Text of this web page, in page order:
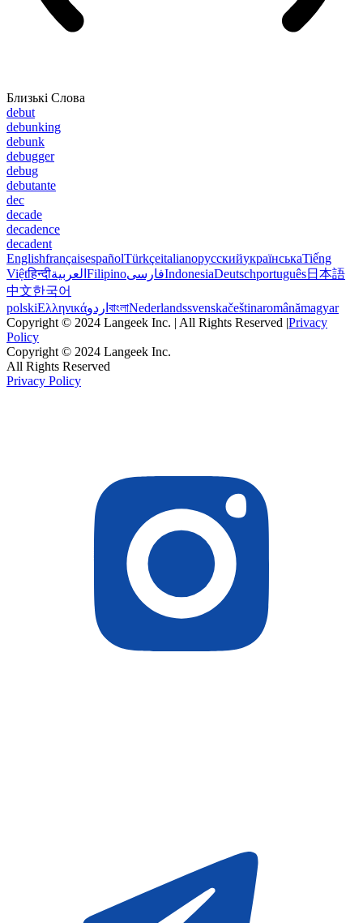
Близькі Слова
debut
debunking
debunk
debugger
debug
debutante
dec
decade
decadence
decadent
EnglishfrançaisespañolTürkçeitalianoрусскийукраїнськаTiếng
Việtहिन्दीالعربية FilipinoفارسیIndonesiaDeutschportuguês日本語
中文한국어
polskiΕλληνικάاردو বাংলাNederlandssvenskačeštinaromânămagyar
Copyright © 2024 Langeek Inc. | All Rights Reserved |Privacy
Policy
Copyright © 2024 Langeek Inc.
All Rights Reserved
Privacy Policy